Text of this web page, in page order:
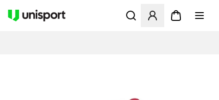
Åbner en Modal til at